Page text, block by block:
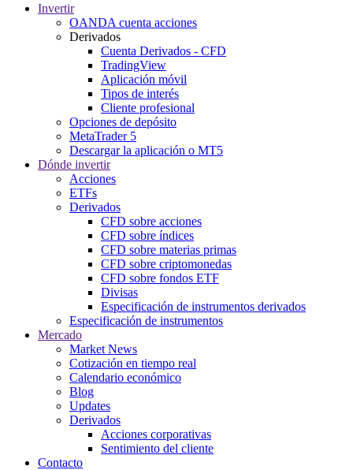
Invertir
OANDA cuenta acciones
Derivados
Cuenta Derivados - CFD
TradingView
Aplicación móvil
Tipos de interés
Cliente profesional
Opciones de depósito
MetaTrader 5
Descargar la aplicación o MT5
Dónde invertir
Acciones
ETFs
Derivados
CFD sobre acciones
CFD sobre índices
CFD sobre materias primas
CFD sobre criptomonedas
CFD sobre fondos ETF
Divisas
Especificación de instrumentos derivados
Especificación de instrumentos
Mercado
Market News
Cotización en tiempo real
Calendario económico
Blog
Updates
Derivados
Acciones corporativas
Sentimiento del cliente
Contacto